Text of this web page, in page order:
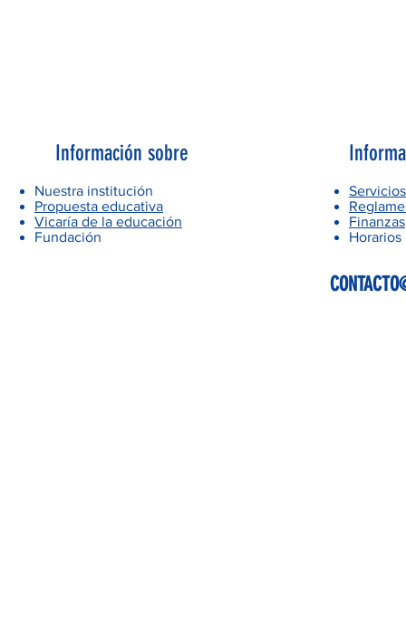
Información sobre
Nuestra institución
Propuesta educativa
Vicaría de la educación
Fundación
Servicios
Finanzas
Horarios